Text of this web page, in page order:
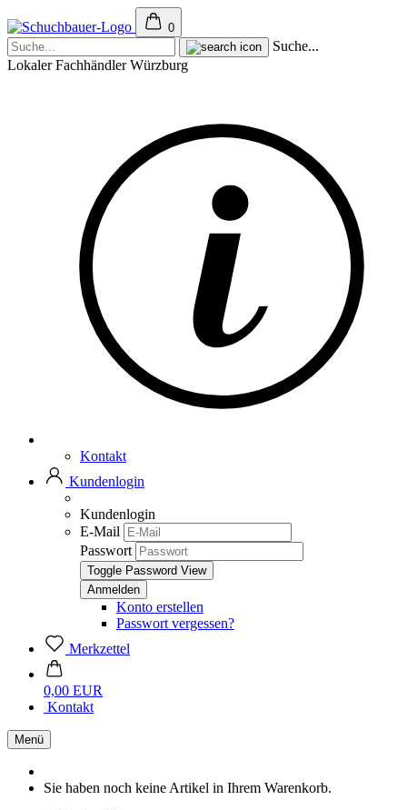
0
Suche...
Lokaler Fachhändler Würzburg
Kontakt
Kundenlogin
Kundenlogin
E-Mail
Passwort
Toggle Password View
Konto erstellen
Passwort vergessen?
Merkzettel
0,00 EUR
Kontakt
Menü
Sie haben noch keine Artikel in Ihrem Warenkorb.